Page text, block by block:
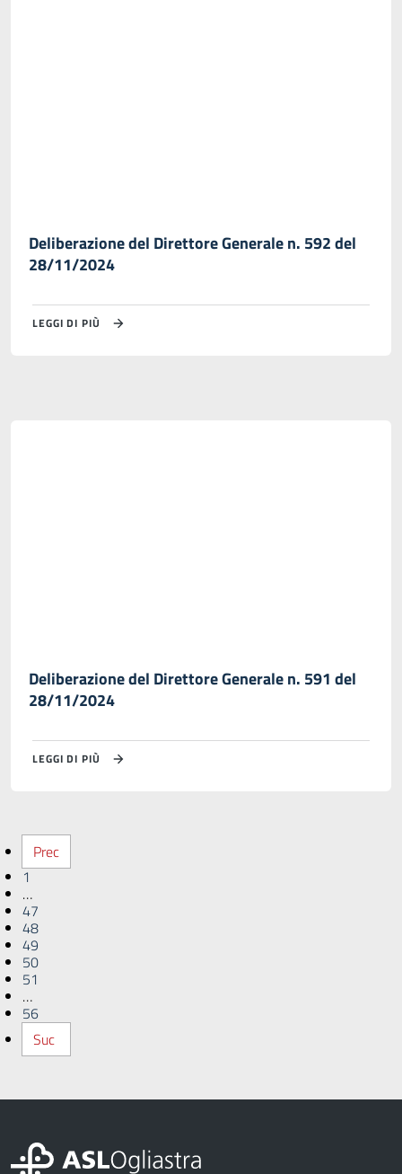
Deliberazione del Direttore Generale n. 592 del
28/11/2024
LEGGI DI PIÙ
Deliberazione del Direttore Generale n. 591 del
28/11/2024
LEGGI DI PIÙ
Prec
1
…
47
48
49
50
51
…
56
Suc